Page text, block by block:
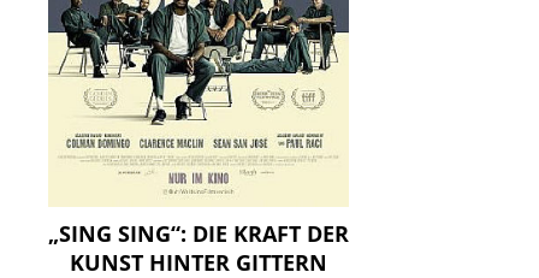
„SING SING“: DIE KRAFT DER
KUNST HINTER GITTERN